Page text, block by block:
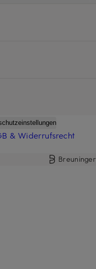
& Widerrufsrecht
Breuninger